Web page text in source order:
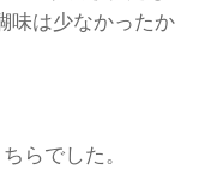
味は少なかったか
らでした。